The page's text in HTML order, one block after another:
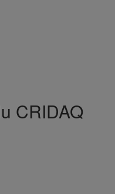
CRIDAQ